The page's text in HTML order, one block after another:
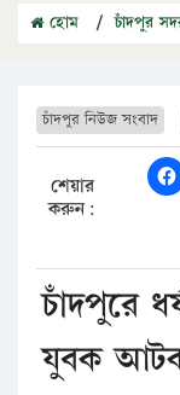
হোম / চাঁদপুর
চাঁদপুর নিউজ সংবাদ
শেয়ার
করুন:
চাঁদপুরে
যুবক